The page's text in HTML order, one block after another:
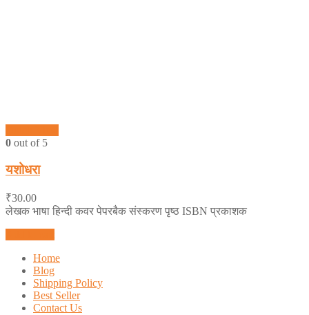
0 out of 5
यशोधरा
₹30.00
लेखक भाषा हिन्दी कवर पेपरबैक संस्करण पृष्ठ ISBN प्रकाशक
Home
Blog
Shipping Policy
Best Seller
Contact Us